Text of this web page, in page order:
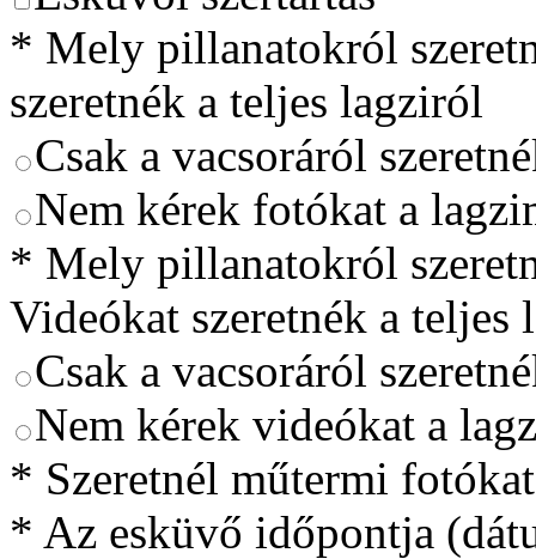
* Mely pillanatokról
szeretnék a teljes lagziról
Csak a vacsoráról
Nem kérek fotókat a
* Mely pillanatokról
Videókat szeretnék a teljes
Csak a vacsoráról
Nem kérek videókat a
* Szeretnél műtermi
* Az esküvő időpontja